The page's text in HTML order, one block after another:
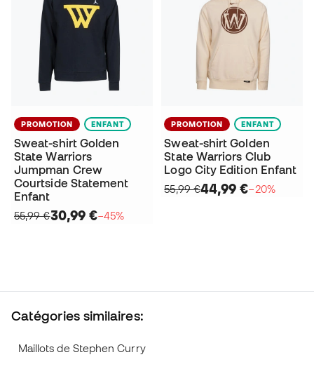
PROMOTION ENFANT
Sweat-shirt Golden
State Warriors
Jumpman Crew
Courtside Statement
Enfant
55,99 €30,99 €−45%
PROMOTION ENFANT
Sweat-shirt Golden
State Warriors Club
Logo City Edition Enfant
55,99 €44,99 €−20%
Catégories similaires:
Maillots de Stephen Curry